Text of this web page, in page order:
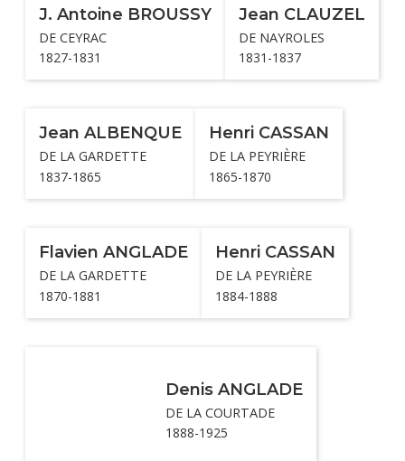
J. Antoine BROUSSY
DE CEYRAC
1827-1831
Jean CLAUZEL
DE NAYROLES
1831-1837
Jean ALBENQUE
DE LA GARDETTE
1837-1865
Henri CASSAN
DE LA PEYRIÈRE
1865-1870
Flavien ANGLADE
DE LA GARDETTE
1870-1881
Henri CASSAN
DE LA PEYRIÈRE
1884-1888
Denis ANGLADE
DE LA COURTADE
1888-1925